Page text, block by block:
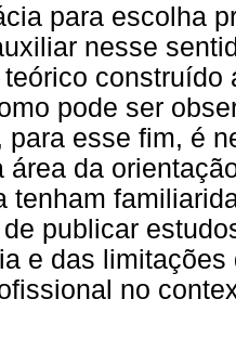
para escolha
nesse
pode ser
para esse fim, é
área da
tenham
publicar
e das
no